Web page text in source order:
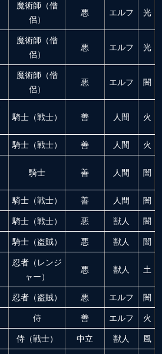
魔術師（僧
侶）
悪 エルフ 光
魔術師（僧
侶）
悪 エルフ 光
魔術師（僧
侶）
悪 エルフ 闇
騎士（戦士） 善 人間 火
騎士（戦士） 善 人間 火
騎士 善 人間 闇
騎士（戦士） 善 人間 闇
騎士（戦士） 悪 獣人 闇
騎士（盗賊） 悪 獣人 闇
忍者（レンジ
ャー）
悪 獣人 土
忍者（盗賊） 悪 エルフ 闇
侍 善 エルフ 火
侍（戦士） 中立 獣人 風